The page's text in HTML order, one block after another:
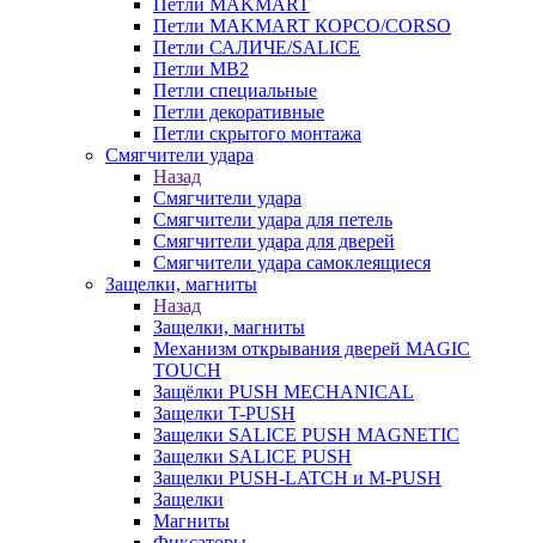
Петли MAKMART
Петли MAKMART КОРСО/CORSO
Петли САЛИЧЕ/SALICE
Петли MB2
Петли специальные
Петли декоративные
Петли скрытого монтажа
Смягчители удара
Назад
Смягчители удара
Смягчители удара для петель
Смягчители удара для дверей
Cмягчители удара самоклеящиеся
Защелки, магниты
Назад
Защелки, магниты
Механизм открывания дверей MAGIC
TOUCH
Защёлки PUSH MECHANICAL
Защелки T-PUSH
Защелки SALICE PUSH MAGNETIC
Защелки SALICE PUSH
Защелки PUSH-LATCH и M-PUSH
Защелки
Магниты